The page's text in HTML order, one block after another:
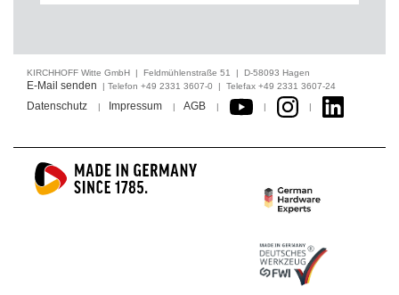
KIRCHHOFF Witte GmbH | Feldmühlenstraße 51 | D-58093 Hagen
E-Mail senden | Telefon +49 2331 3607-0 | Telefax +49 2331 3607-24
Datenschutz | Impressum | AGB | | |